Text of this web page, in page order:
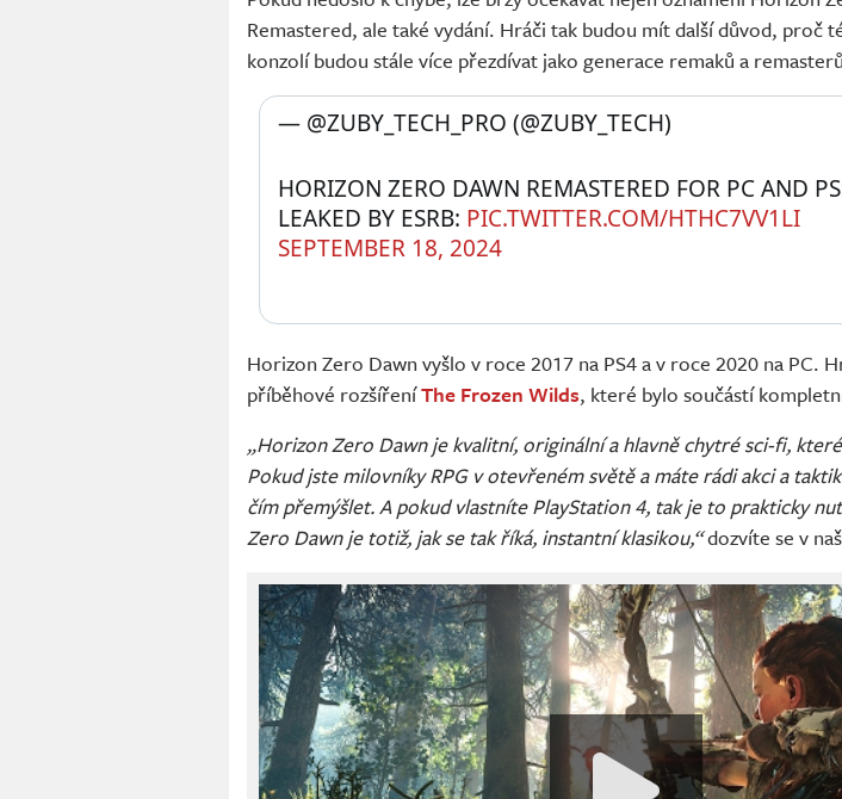
Remastered, ale také vydání. Hráči tak budou mít další důvod, proč
konzolí budou stále více přezdívat jako generace remaků a
HORIZON ZERO DAWN REMASTERED FOR PC AND
LEAKED BY ESRB: PIC.TWITTER.COM/HTHC7VV1LI
— @ZUBY_TECH_PRO (@ZUBY_TECH)
SEPTEMBER 18, 2024
Horizon Zero Dawn vyšlo v roce 2017 na PS4 a v roce 2020 na PC.
příběhové rozšířeníThe Frozen Wilds, které bylo součástí
„Horizon Zero Dawn je kvalitní, originální a hlavně chytré sci-fi,
Pokud jste milovníky RPG v otevřeném světě a máte rádi akci a
čím přemýšlet. A pokud vlastníte PlayStation 4, tak je to prakticky
Zero Dawn je totiž, jak se tak říká, instantní klasikou,“dozvíte se v